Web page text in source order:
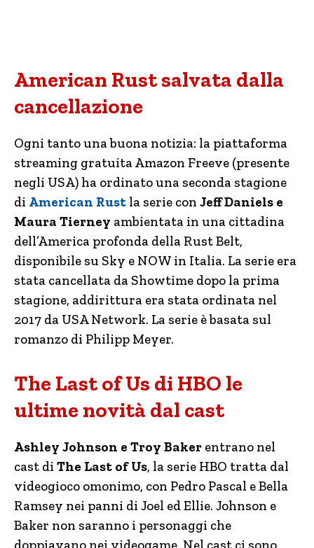
American Rust salvata dalla
cancellazione
Ogni tanto una buona notizia: la piattaforma
streaming gratuita Amazon Freeve (presente
negli USA) ha ordinato una seconda stagione
di American Rust la serie con Jeff Daniels e
Maura Tierney ambientata in una cittadina
dell’America profonda della Rust Belt,
disponibile su Sky e NOW in Italia. La serie era
stata cancellata da Showtime dopo la prima
stagione, addirittura era stata ordinata nel
2017 da USA Network. La serie è basata sul
romanzo di Philipp Meyer.
The Last of Us di HBO le
ultime novità dal cast
Ashley Johnson e Troy Baker entrano nel
cast di The Last of Us, la serie HBO tratta dal
videogioco omonimo, con Pedro Pascal e Bella
Ramsey nei panni di Joel ed Ellie. Johnson e
Baker non saranno i personaggi che